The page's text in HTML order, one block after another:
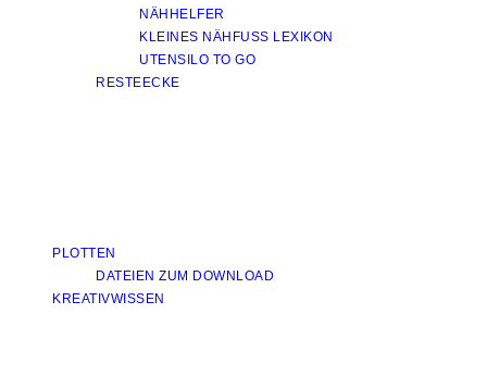
NÄHHELFER
KLEINES NÄHFUSS LEXIKON
UTENSILO TO GO
RESTEECKE
PLOTTEN
DATEIEN ZUM DOWNLOAD
KREATIVWISSEN